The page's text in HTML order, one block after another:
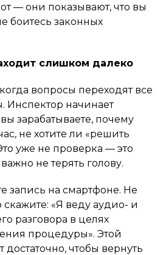
— они показывают, что вы
боитесь законных
слишком далеко
вопросы переходят все
Инспектор начинает
зарабатываете, почему
не хотите ли «решить
уже не проверка — это
не терять голову.
запись на смартфоне. Не
«Я веду аудио- и
разговора в целях
процедуры». Этой
достаточно, чтобы вернуть